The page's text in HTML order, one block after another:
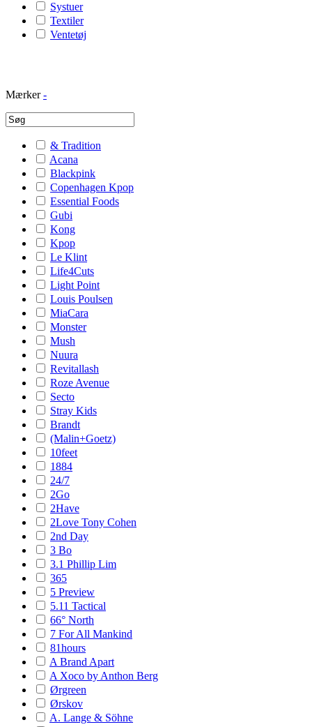
Systuer
Textiler
Ventetøj
Mærker -
& Tradition
Acana
Blackpink
Copenhagen Kpop
Essential Foods
Gubi
Kong
Kpop
Le Klint
Life4Cuts
Light Point
Louis Poulsen
MiaCara
Monster
Mush
Nuura
Revitallash
Roze Avenue
Secto
Stray Kids
Brandt
(Malin+Goetz)
10feet
1884
24/7
2Go
2Have
2Love Tony Cohen
2nd Day
3 Bo
3.1 Phillip Lim
365
5 Preview
5.11 Tactical
66° North
7 For All Mankind
81hours
A Brand Apart
A Xoco by Anthon Berg
Ørgreen
Ørskov
A. Lange & Söhne